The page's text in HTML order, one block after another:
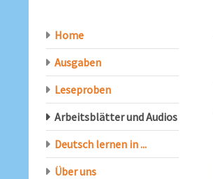
Home
Ausgaben
Leseproben
Arbeitsblätter und Audios
Deutsch lernen in ...
Über uns